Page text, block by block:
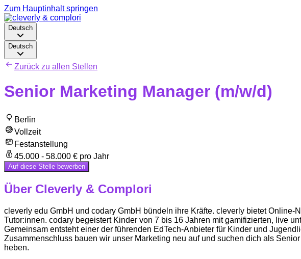
Zum Hauptinhalt springen
Deutsch
Deutsch
Zurück zu allen Stellen
Senior Marketing Manager (m/w/d)
Berlin
Vollzeit
Festanstellung
45.000 - 58.000 € pro Jahr
Auf diese Stelle bewerben
Über Cleverly & Complori
cleverly edu GmbH und codary GmbH bündeln ihre Kräfte. cleverly bietet
Tutor:innen. codary begeistert Kinder von 7 bis 16 Jahren mit gamifizierten, live
Gemeinsam entsteht einer der führenden EdTech-Anbieter für Kinder und
Zusammenschluss bauen wir unser Marketing neu auf und suchen dich als
heben.